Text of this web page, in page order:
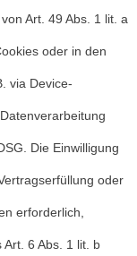
Art. 49 Abs. 1 lit. a
oder in den
via Device-
Die Einwilligung
oder
erforderlich,
6 Abs. 1 lit. b